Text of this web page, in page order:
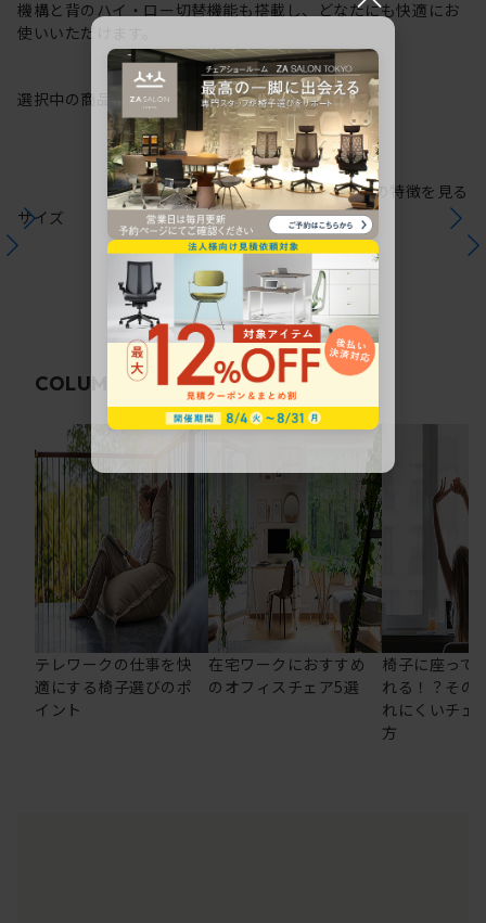
機構と背のハイ・ロー切替機能も搭載し、どなたにも快適にお
使いいただけます。
選択中の商品情報保証 注意事項
サイズ
シリーズの特徴を見る
COLUMN 関連コラム
テレワークの仕事を快
適にする椅子選びのポ
イント
在宅ワークにおすすめ
のオフィスチェア5選
椅子に座って
れる！？その
れにくいチェ
方